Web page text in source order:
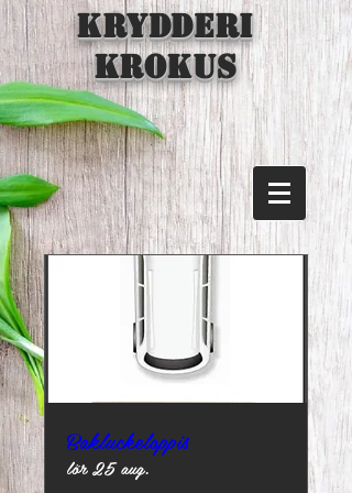
KRYDDERI
KROKUS
Bakluckeloppis
lör 25 aug.